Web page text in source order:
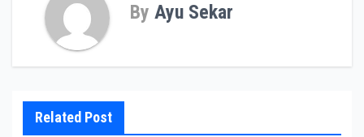
By Ayu Sekar
Related Post